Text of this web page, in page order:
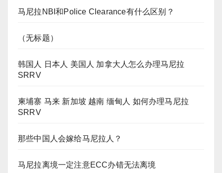
马尼拉NBI和Police Clearance有什么区别？
（无标题）
韩国人 日本人 美国人 加拿大人怎么办理马尼拉
SRRV
柬埔寨 马来 新加坡 越南 缅甸人 如何办理马尼拉
SRRV
那些中国人会嫁给马尼拉人？
马尼拉离境一定注意ECC办错无法离境